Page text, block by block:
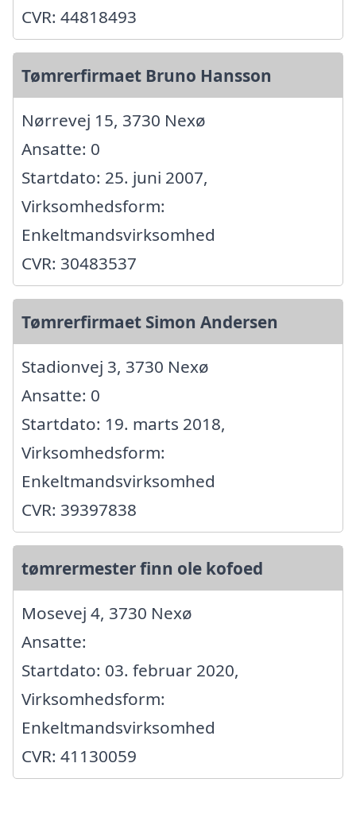
CVR: 44818493
Tømrerfirmaet Bruno Hansson
Nørrevej 15, 3730 Nexø
Ansatte: 0
Startdato: 25. juni 2007,
Virksomhedsform:
Enkeltmandsvirksomhed
CVR: 30483537
Tømrerfirmaet Simon Andersen
Stadionvej 3, 3730 Nexø
Ansatte: 0
Startdato: 19. marts 2018,
Virksomhedsform:
Enkeltmandsvirksomhed
CVR: 39397838
tømrermester finn ole kofoed
Mosevej 4, 3730 Nexø
Ansatte:
Startdato: 03. februar 2020,
Virksomhedsform:
Enkeltmandsvirksomhed
CVR: 41130059